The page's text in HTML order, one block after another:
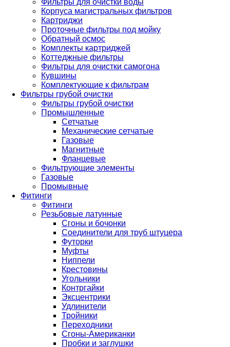
Фильтры для очистки воды
Корпуса магистральных фильтров
Картриджи
Проточные фильтры под мойку
Обратный осмос
Комплекты картриджей
Коттеджные фильтры
Фильтры для очистки самогона
Кувшины
Комплектующие к фильтрам
Фильтры грубой очистки
Фильтры грубой очистки
Промышленные
Сетчатые
Механические сетчатые
Газовые
Магнитные
Фланцевые
Фильтрующие элементы
Газовые
Промывные
Фитинги
Фитинги
Резьбовые латунные
Сгоны и бочонки
Соединители для труб штуцера
Футорки
Муфты
Ниппели
Крестовины
Угольники
Контргайки
Эксцентрики
Удлинители
Тройники
Переходники
Сгоны-Американки
Пробки и заглушки